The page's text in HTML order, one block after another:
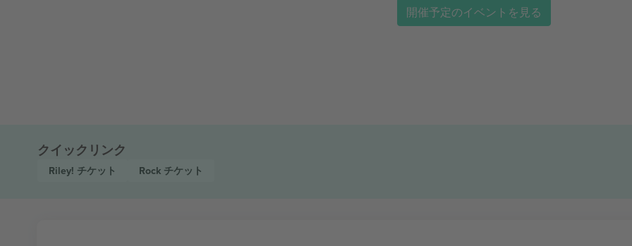
開催予定のイベントを見る
クイックリンク
Riley! チケット Rock チケット